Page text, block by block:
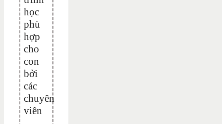
học
phù
hợp
cho
con
bởi
các
chuyên
viên